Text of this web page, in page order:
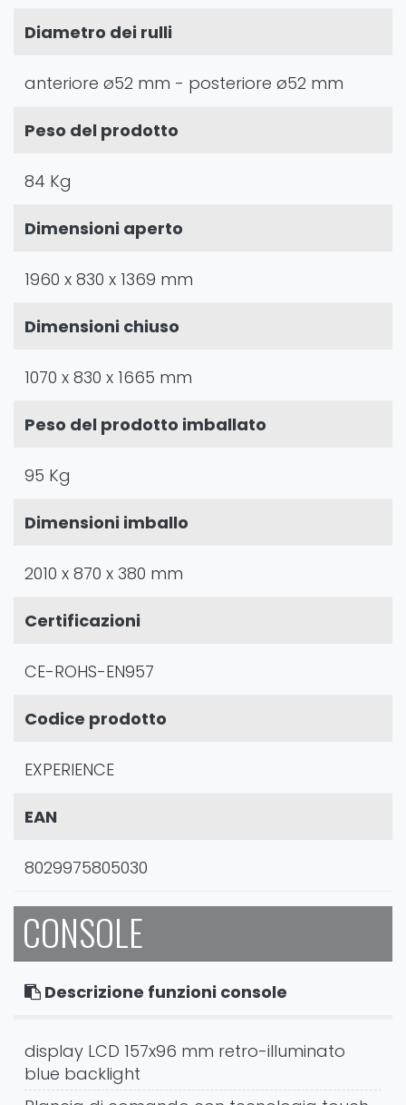
Diametro dei rulli
anteriore ø52 mm - posteriore ø52 mm
Peso del prodotto
84 Kg
Dimensioni aperto
1960 x 830 x 1369 mm
Dimensioni chiuso
1070 x 830 x 1665 mm
Peso del prodotto imballato
95 Kg
Dimensioni imballo
2010 x 870 x 380 mm
Certificazioni
CE-ROHS-EN957
Codice prodotto
EXPERIENCE
EAN
8029975805030
CONSOLE
Descrizione funzioni console
display LCD 157x96 mm retro-illuminato
blue backlight